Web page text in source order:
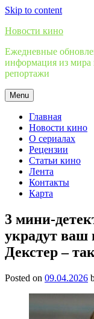
Skip to content
Новости кино
Ежедневные
информация из мира
репортажи
Menu
Главная
Новости кино
О сериалах
Рецензии
Статьи кино
Лента
Контакты
Карта
3 мини-
украдут ваш
Декстер –
Posted on 09.04.2026